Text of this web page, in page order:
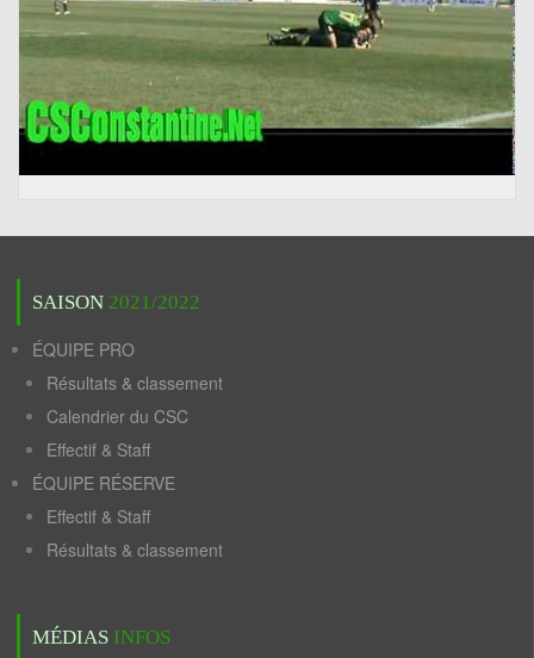
SAISON 2021/2022
ÉQUIPE PRO
Résultats & classement
Calendrier du CSC
Effectif & Staff
ÉQUIPE RÉSERVE
Effectif & Staff
Résultats & classement
MÉDIAS INFOS